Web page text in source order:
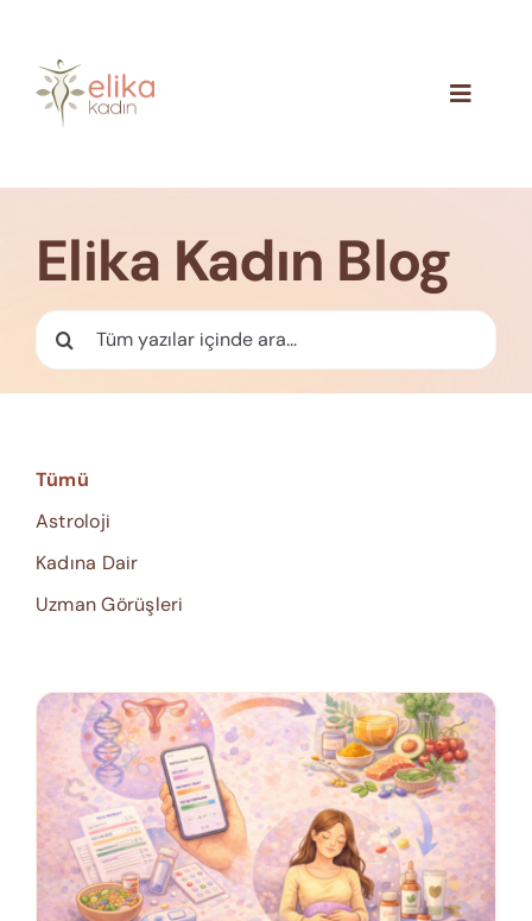
content
Toggle
İletişim
Elika Kadın Blog
Ara:
Tümü
Astroloji
Kadına Dair
Uzman Görüşleri